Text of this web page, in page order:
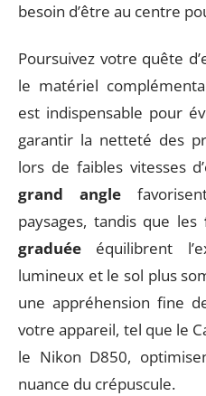
besoin d’être au centre
Poursuivez votre quête
le matériel
est indispensable pour
garantir la netteté des
lors de faibles vitesses
grand angle
paysages, tandis que les
graduée équilibrent
lumineux et le sol plus
une appréhension fine
votre appareil, tel que le
le Nikon D850,
nuance du crépuscule.